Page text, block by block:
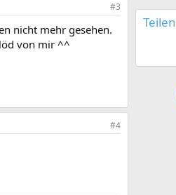
#3
nicht mehr gesehen.
von mir ^^
#4
Teilen